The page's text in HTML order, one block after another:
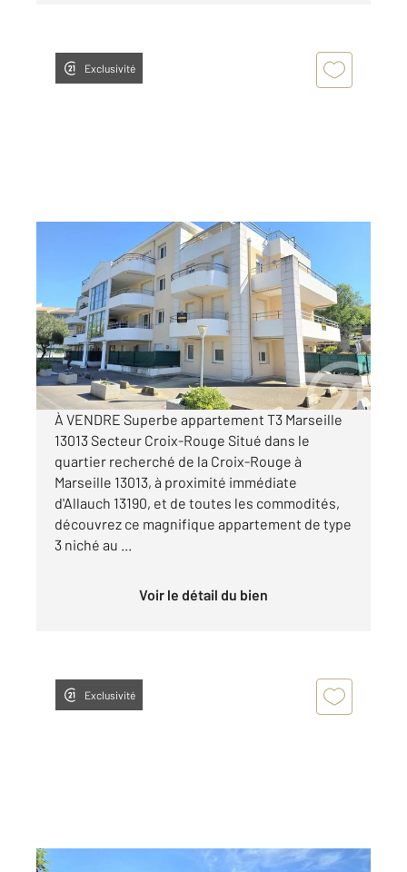
Exclusivité
MARSEILLE 13013
, 3 pièces
Ref : 3750
Appartement F3 à vendre
235 000 €
Visiter le site dédié
À VENDRE Superbe appartement T3 Marseille
13013 Secteur Croix-Rouge Situé dans le
quartier recherché de la Croix-Rouge à
Marseille 13013, à proximité immédiate
d'Allauch 13190, et de toutes les commodités,
découvrez ce magnifique appartement de type
3 niché au ...
Voir le détail du bien
Exclusivité